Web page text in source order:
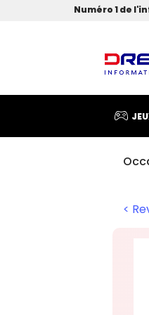
Numéro 1 de
<